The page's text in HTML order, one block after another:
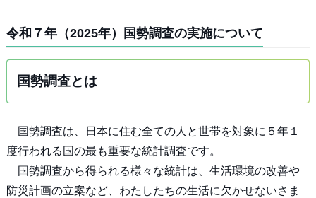
令和７年（2025年）国勢調査の実施について
国勢調査とは
国勢調査は、日本に住む全ての人と世帯を対象に５年１
度行われる国の最も重要な統計調査です。
国勢調査から得られる様々な統計は、生活環境の改善や
防災計画の立案など、わたしたちの生活に欠かせないさま